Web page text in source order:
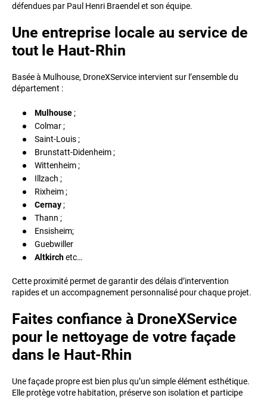
défendues par Paul Henri Braendel et son équipe.
Une entreprise locale au service de
tout le Haut-Rhin
Basée à Mulhouse, DroneXService intervient sur l’ensemble du
département :
Mulhouse;
Colmar ;
Saint-Louis ;
Brunstatt-Didenheim ;
Wittenheim ;
Illzach ;
Rixheim ;
Cernay;
Thann ;
Ensisheim;
Guebwiller
Altkirchetc…
Cette proximité permet de garantir des délais d’intervention
rapides et un accompagnement personnalisé pour chaque projet.
Faites confiance à DroneXService
pour le nettoyage de votre façade
dans le Haut-Rhin
Une façade propre est bien plus qu’un simple élément esthétique.
Elle protège votre habitation, préserve son isolation et participe